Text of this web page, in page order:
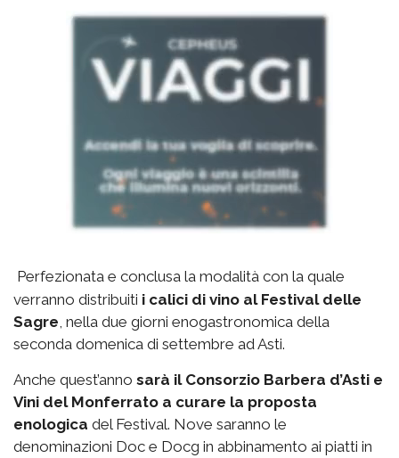
Perfezionata e conclusa la modalità con la quale
verranno distribuiti i calici di vino al Festival delle
Sagre , nella due giorni enogastronomica della
seconda domenica di settembre ad Asti.
Anche quest’anno sarà il Consorzio Barbera d’Asti e
Vini del Monferrato a curare la proposta
enologica del Festival. Nove saranno le
denominazioni Doc e Docg in abbinamento ai piatti in